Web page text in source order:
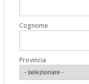
Cognome
Provincia